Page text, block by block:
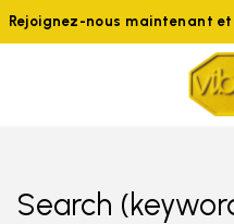
Rejoignez-nous maintenant et
Search